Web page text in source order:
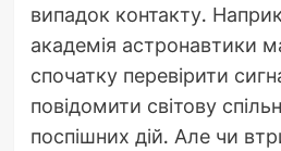
випадок контакту.
академія астронавтики
спочатку перевірити
повідомити світову
поспішних дій. Але чи